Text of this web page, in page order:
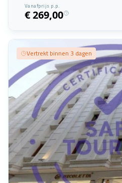
Vanafprijs p.p.
€ 269,00
Vertrekt binnen 3 dagen